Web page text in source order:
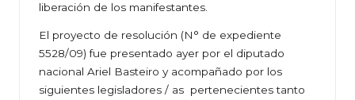
liberación de los manifestantes.
El proyecto de resolución (N° de expediente
5528/09) fue presentado ayer por el diputado
nacional Ariel Basteiro y acompañado por los
siguientes legisladores / as pertenecientes tanto